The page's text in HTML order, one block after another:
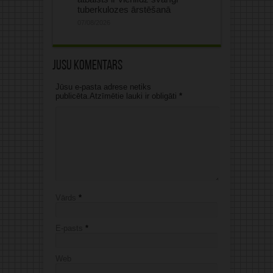
tuberkulozes ārstēšanā
Jūsu komentārs
Jūsu e-pasta adrese netiks
publicēta.Atzīmētie lauki ir obligāti *
*
*